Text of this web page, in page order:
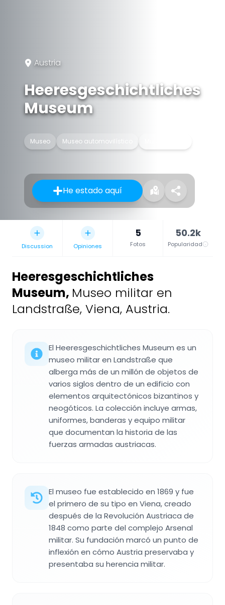
Austria
Heeresgeschichtliches
Museum
Museo Museo automovilístico
He estado aquí
Discussion Opiniones
5
Fotos
50.2k
Popularidad
Heeresgeschichtliches
Museum, Museo militar en
Landstraße, Viena, Austria.
El Heeresgeschichtliches Museum es un
museo militar en Landstraße que
alberga más de un millón de objetos de
varios siglos dentro de un edificio con
elementos arquitectónicos bizantinos y
neogóticos. La colección incluye armas,
uniformes, banderas y equipo militar
que documentan la historia de las
fuerzas armadas austriacas.
El museo fue establecido en 1869 y fue
el primero de su tipo en Viena, creado
después de la Revolución Austriaca de
1848 como parte del complejo Arsenal
militar. Su fundación marcó un punto de
inflexión en cómo Austria preservaba y
presentaba su herencia militar.